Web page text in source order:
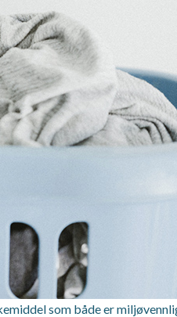
som både er